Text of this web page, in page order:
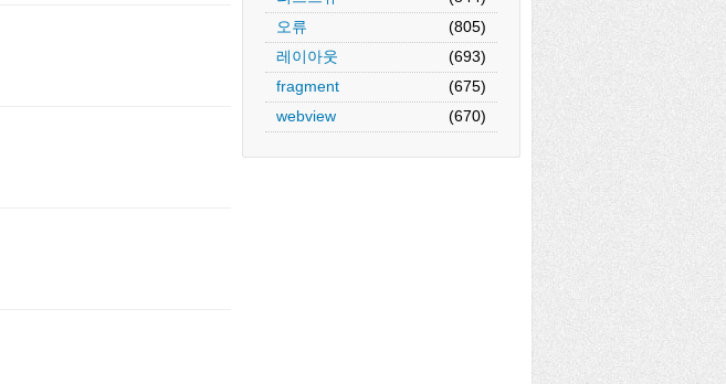
오류
(805)
레이아웃
(693)
fragment
(675)
webview
(670)